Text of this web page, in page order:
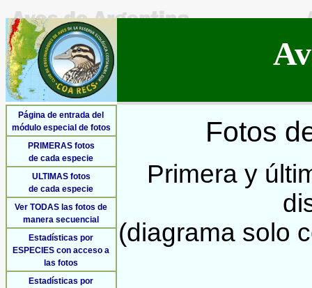
Página de entrada del
módulo especial de fotos
PRIMERAS fotos
de cada especie
ULTIMAS fotos
de cada especie
Ver TODAS las fotos de
manera secuencial
Estadísticas por
ESPECIES con acceso a
las fotos
Estadísticas por
Fotos
Primera y
(diagrama solo